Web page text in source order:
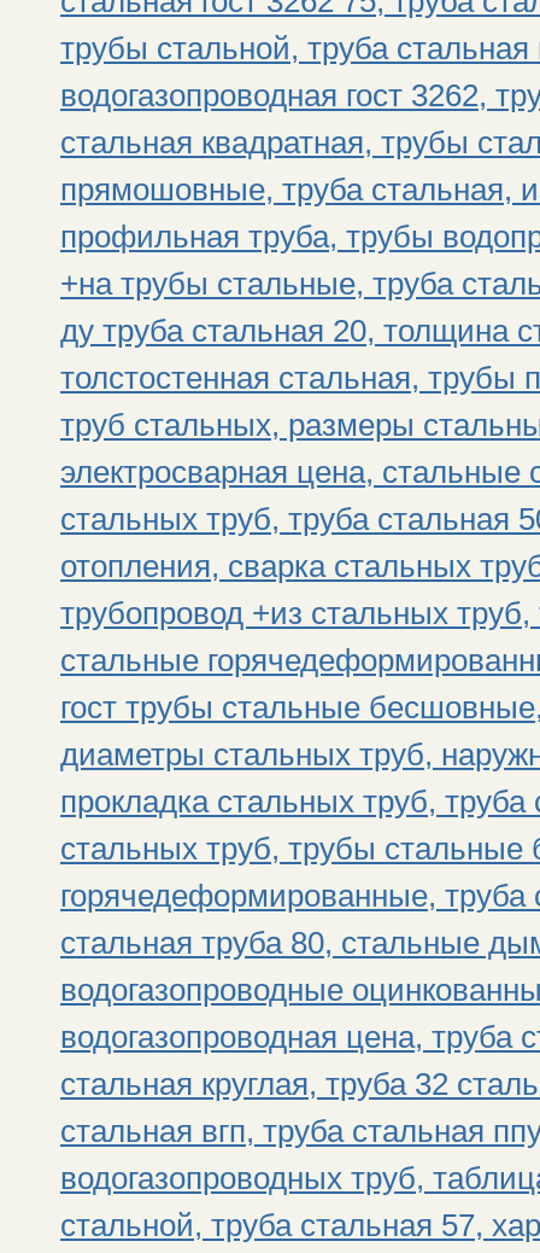
трубы стальной, труба
водогазопроводная гост 3262,
стальная квадратная, трубы
прямошовные, труба стальная,
профильная труба, трубы
+на трубы стальные, труба
ду труба стальная 20, толщина
толстостенная стальная,
труб стальных, размеры
электросварная цена,
стальных труб, труба стальная
отопления, сварка стальных
трубопровод +из стальных
стальные
гост трубы стальные
диаметры стальных труб,
прокладка стальных труб,
стальных труб, трубы
горячедеформированные, труба
стальная труба 80, стальные
водогазопроводные
водогазопроводная цена, труба
стальная круглая, труба 32
стальная вгп, труба стальная
водогазопроводных труб,
стальной, труба стальная 57,